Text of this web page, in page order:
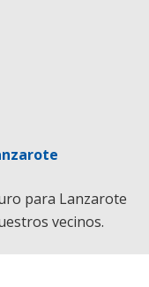
para Lanzarote
vecinos.